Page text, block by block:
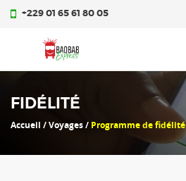
+229 01 65 61 80 05
FIDÉLITÉ
Accueil / Voyages / Programme de fidélité